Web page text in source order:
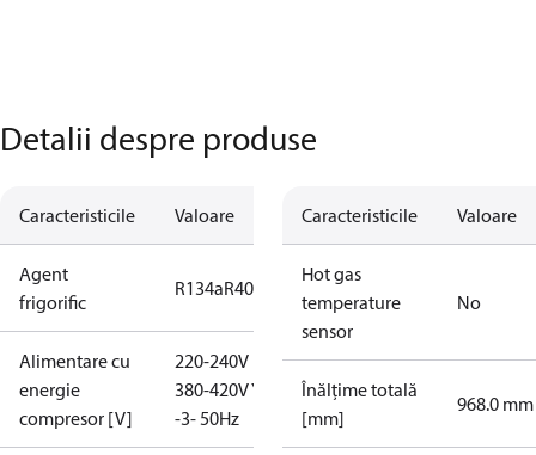
Detalii despre produse
Caracteristicile Valoare
Agent
frigorific
R134aR404A R407C R407F
Alimentare cu
energie
compresor [V]
220-240V D /
380-420V Y
-3- 50Hz
Caracteristicile Valoare
Hot gas
temperature
sensor
No
Înălțime totală
[mm]
968.0 mm